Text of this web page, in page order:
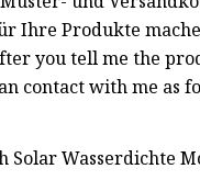
Ihre Produkte
you tell me the
contact with me as
Solar Wasserdichte